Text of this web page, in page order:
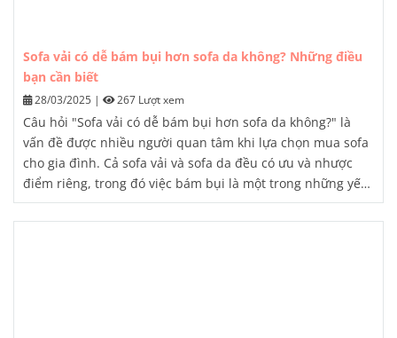
Sofa vải có dễ bám bụi hơn sofa da không? Những điều
bạn cần biết
28/03/2025 | 267 Lượt xem
Câu hỏi "Sofa vải có dễ bám bụi hơn sofa da không?" là
vấn đề được nhiều người quan tâm khi lựa chọn mua sofa
cho gia đình. Cả sofa vải và sofa da đều có ưu và nhược
điểm riêng, trong đó việc bám bụi là một trong những yếu
tố quan trọng cần xem xét. Bài viết này sẽ cung cấp cho
bạn những thông tin chi tiết về đặc tính của từng loại sofa,